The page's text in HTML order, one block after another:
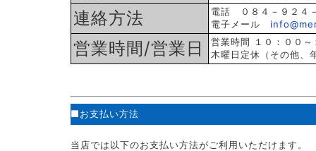
連絡方法
電話 ０８４－９２４
電子メール
営業時間/営業日
営業時間 １０：００
木曜日定休（その他、
■お支払い方法
当店では以下のお支払い方法がご利用いただけます。